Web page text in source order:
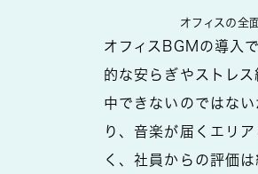
オフィスの全
オフィスBGMの導入
的な安らぎやストレ
中できないのではな
り、音楽が届くエリ
く、社員からの評価